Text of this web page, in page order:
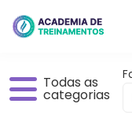
Todas as
categorias